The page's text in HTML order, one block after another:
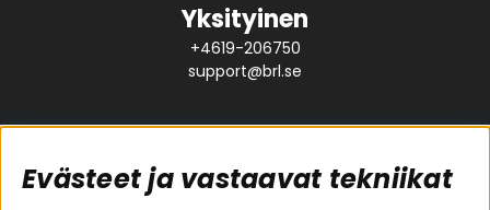
Yksityinen
+4619-206750
support@brl.se
Evästeet ja vastaavat tekniikat